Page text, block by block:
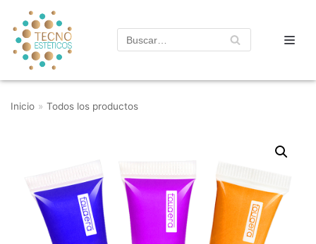
Saltar
al
contenido
Inicio » Todos los productos